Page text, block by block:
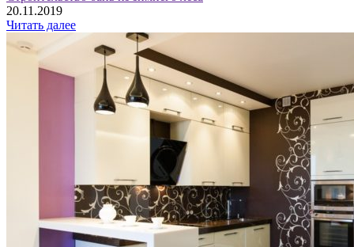
20.11.2019
Читать далее